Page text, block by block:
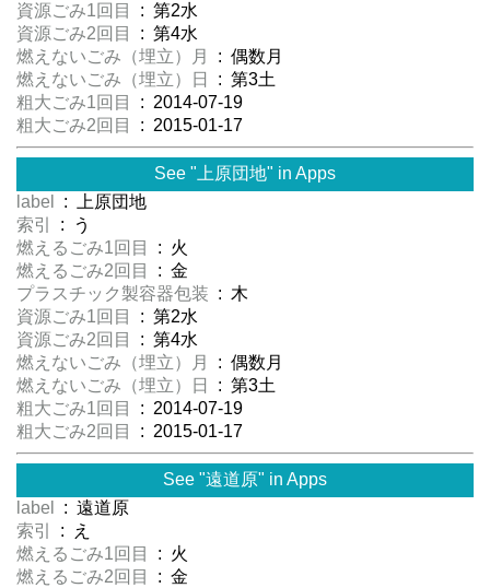
資源ごみ1回目
: 第2水
資源ごみ2回目
: 第4水
燃えないごみ（埋立）月
: 偶数月
燃えないごみ（埋立）日
: 第3土
粗大ごみ1回目
: 2014-07-19
粗大ごみ2回目
: 2015-01-17
See "上原団地" in Apps
label
: 上原団地
索引
: う
燃えるごみ1回目
: 火
燃えるごみ2回目
: 金
プラスチック製容器包装 : 木
資源ごみ1回目
: 第2水
資源ごみ2回目
: 第4水
燃えないごみ（埋立）月
: 偶数月
燃えないごみ（埋立）日
: 第3土
粗大ごみ1回目
: 2014-07-19
粗大ごみ2回目
: 2015-01-17
See "遠道原" in Apps
label
: 遠道原
索引
: え
燃えるごみ1回目
: 火
燃えるごみ2回目
: 金